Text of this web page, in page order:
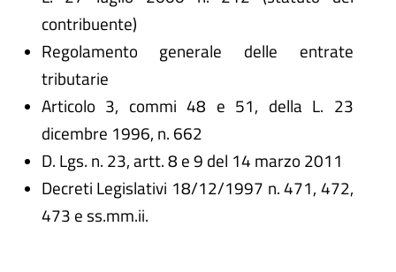
contribuente)
Regolamento generale delle entrate
tributarie
Articolo 3, commi 48 e 51, della L. 23
dicembre 1996, n. 662
D. Lgs. n. 23, artt. 8 e 9 del 14 marzo 2011
Decreti Legislativi 18/12/1997 n. 471, 472,
473 e ss.mm.ii.